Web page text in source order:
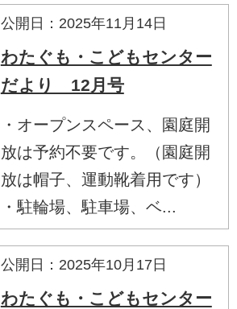
公開日：2025年11月14日
わたぐも・こどもセンター
だより 12月号
・オープンスペース、園庭開
放は予約不要です。（園庭開
放は帽子、運動靴着用です）
・駐輪場、駐車場、ベ...
公開日：2025年10月17日
わたぐも・こどもセンター